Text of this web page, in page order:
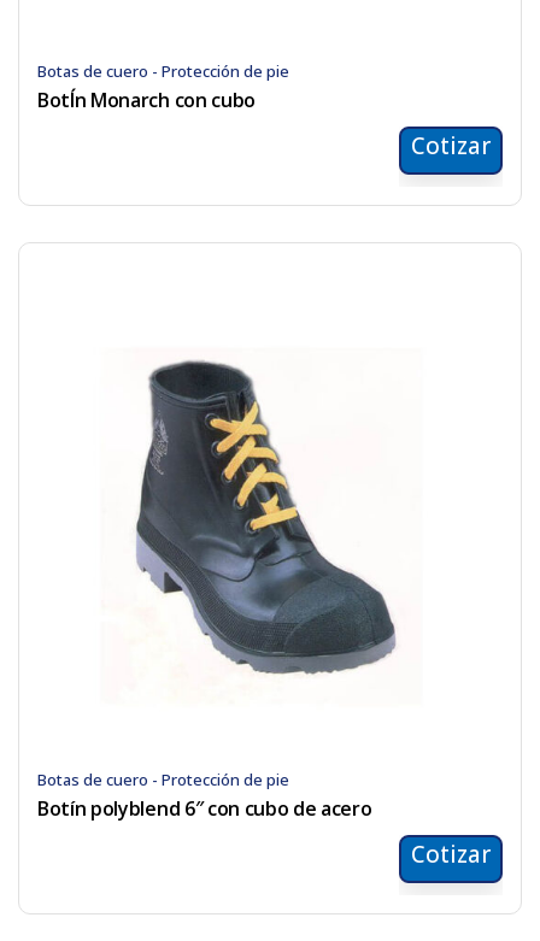
Botas de cuero - Protección de pie
BotÍn Monarch con cubo
Cotizar
Botas de cuero - Protección de pie
Botín polyblend 6″ con cubo de acero
Cotizar